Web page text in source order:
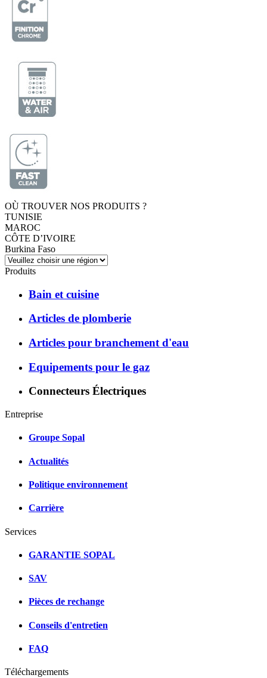
OÙ TROUVER NOS PRODUITS ?
TUNISIE
MAROC
CÔTE D’IVOIRE
Burkina Faso
Produits
Bain et cuisine
Articles de plomberie
Articles pour branchement d'eau
Equipements pour le gaz
Connecteurs Électriques
Entreprise
Groupe Sopal
Actualités
Politique environnement
Carrière
Services
GARANTIE SOPAL
SAV
Pièces de rechange
Conseils d'entretien
FAQ
Téléchargements